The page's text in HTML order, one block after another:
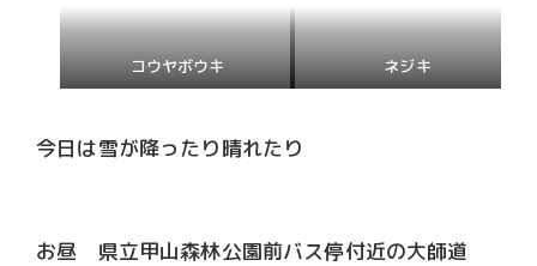
コウヤボウキ ネジキ
今日は雪が降ったり晴れたり
お昼 県立甲山森林公園前バス停付近の大師道